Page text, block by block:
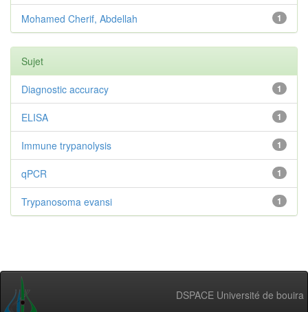
1
Mohamed Cherif, Abdellah
Sujet
1
Diagnostic accuracy
1
ELISA
1
Immune trypanolysis
1
qPCR
1
Trypanosoma evansi
DSPACE Université de bouira